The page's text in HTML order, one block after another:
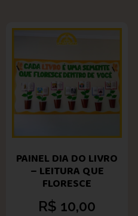
PAINEL DIA DO LIVRO
– LEITURA QUE
FLORESCE
R$ 10,00